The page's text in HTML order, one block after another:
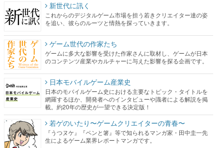
新世代に訊く
これからのデジタルゲーム市場を担う若きクリエイター達の姿
を追い、彼らのルーツと情熱を探っていきます。
ゲーム世代の作家たち
ゲームに多大な影響を受けた作家さんに取材し、ゲームが日本
のコンテンツ産業やカルチャーに与えた影響を探る企画です。
日本モバイルゲーム産業史
日本のモバイルゲーム史における主要なトピック・タイトルを
網羅するほか、開発者へのインタビューや識者による解説を掲
載。約20年の歴史が一望できる決定版！
若ゲのいたり〜ゲームクリエイターの青春〜
『うつヌケ』『ペンと箸』等で知られるマンガ家・田中圭一先
生によるゲーム業界レポートマンガです。